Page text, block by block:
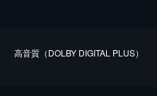
⾼⾳質（DOLBY DIGITAL PLUS）